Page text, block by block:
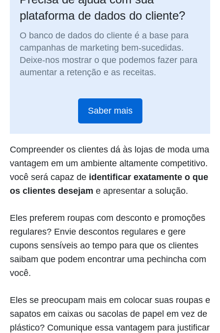
plataforma de dados do cliente?
O banco de dados do cliente é a base para
campanhas de marketing bem-sucedidas.
Deixe-nos mostrar o que podemos fazer para
aumentar a retenção e as receitas.
Saber mais
Compreender os clientes dá às lojas de moda uma
vantagem em um ambiente altamente competitivo.
você será capaz de identificar exatamente o que
os clientes desejam e apresentar a solução.
Eles preferem roupas com desconto e promoções
regulares? Envie descontos regulares e gere
cupons sensíveis ao tempo para que os clientes
saibam que podem encontrar uma pechincha com
você.
Eles se preocupam mais em colocar suas roupas e
sapatos em caixas ou sacolas de papel em vez de
plástico? Comunique essa vantagem para justificar